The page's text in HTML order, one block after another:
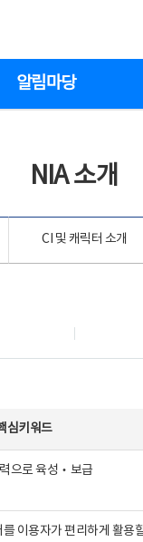
알림마당
NIA 소개
CI 및 캐릭터 소개
심키워드
으로 육성‧보급
이용자가 편리하게 활용